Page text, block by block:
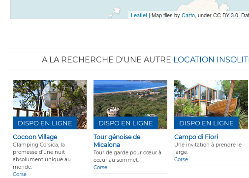
Leaflet | Map tiles by Carto, under CC BY 3.0.
A LA RECHERCHE D'UNE AUTRE LOCATION
Cocoon Village
Glamping Corsica, la
promesse d'une nuit
absolument unique au
monde.
Corse
DISPO EN LIGNE
Tour génoise de
Micalona
Tour de garde pour cœur à
cœur au sommet.
Corse
DISPO EN LIGNE
Campo di Fiori
Une invitation à prendre le
large.
Corse
DISPO EN LIGNE